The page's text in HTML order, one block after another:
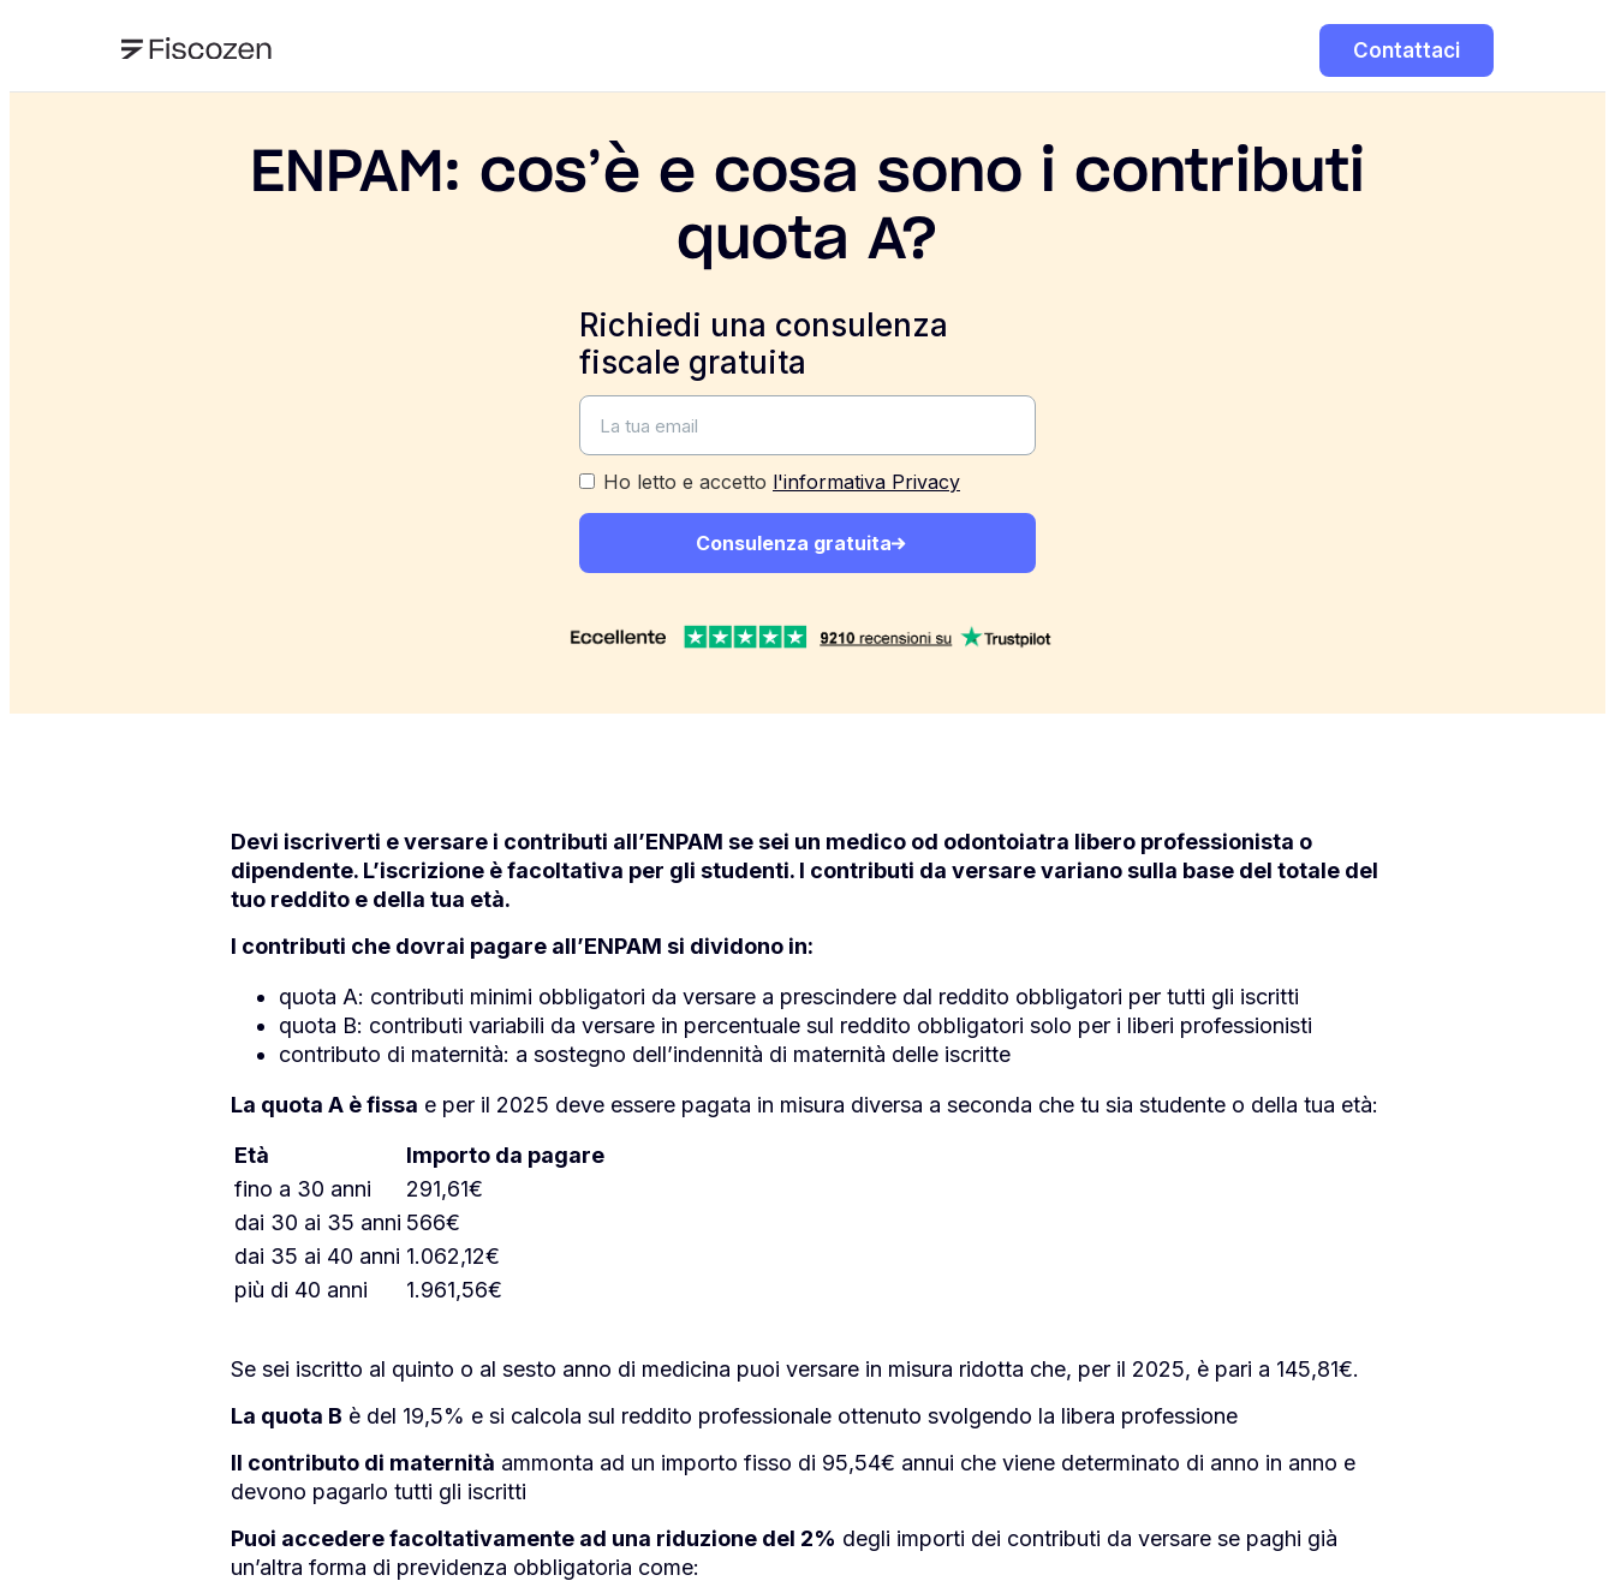
Contattaci
ENPAM: cos’è e cosa sono i contributi
quota A?
Richiedi una consulenza
fiscale gratuita
Ho letto e accetto l'informativa Privacy
Consulenza gratuita
Devi iscriverti e versare i contributi all’ENPAM se sei un medico od odontoiatra libero professionista o
dipendente. L’iscrizione è facoltativa per gli studenti. I contributi da versare variano sulla base del totale del
tuo reddito e della tua età.
I contributi che dovrai pagare all’ENPAM si dividono in:
quota A: contributi minimi obbligatori da versare a prescindere dal reddito obbligatori per tutti gli iscritti
quota B: contributi variabili da versare in percentuale sul reddito obbligatori solo per i liberi professionisti
contributo di maternità: a sostegno dell’indennità di maternità delle iscritte
La quota A è fissa e per il 2025 deve essere pagata in misura diversa a seconda che tu sia studente o della tua età:
Età
Importo da pagare
fino a 30 anni
291,61€
dai 30 ai 35 anni 566€
dai 35 ai 40 anni 1.062,12€
più di 40 anni
1.961,56€
Se sei iscritto al quinto o al sesto anno di medicina puoi versare in misura ridotta che, per il 2025, è pari a 145,81€.
La quota B è del 19,5% e si calcola sul reddito professionale ottenuto svolgendo la libera professione
Il contributo di maternità ammonta ad un importo fisso di 95,54€ annui che viene determinato di anno in anno e
devono pagarlo tutti gli iscritti
Puoi accedere facoltativamente ad una riduzione del 2% degli importi dei contributi da versare se paghi già
un’altra forma di previdenza obbligatoria come: